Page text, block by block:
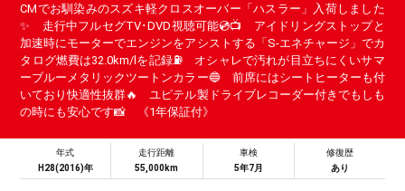
CMでお馴染みのスズキ軽クロスオーバー「ハスラー」入荷しました
✨ 走行中フルセグTV･DVD視聴可能💿📺 アイドリングストップと
加速時にモーターでエンジンをアシストする「S‐エネチャージ」でカ
タログ燃費は32.0km/lを記録⛽ オシャレで汚れが目立ちにくいサマ
ーブルーメタリックツートンカラー🔵 前席にはシートヒーターも付
いており快適性抜群🔥 ユピテル製ドライブレコーダー付きでもしも
の時にも安心です📸 《1年保証付》
年式
H28(2016)年
走行距離
55,000km
車検
5年7月
修復歴
あり